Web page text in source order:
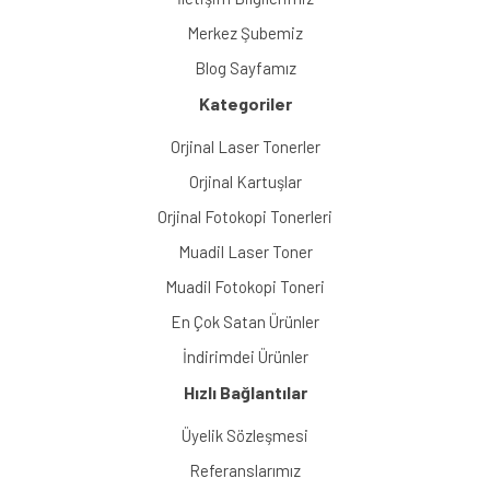
Merkez Şubemiz
Blog Sayfamız
Kategoriler
Orjinal Laser Tonerler
Orjinal Kartuşlar
Orjinal Fotokopi Tonerleri
Muadil Laser Toner
Muadil Fotokopi Toneri
En Çok Satan Ürünler
İndirimdei Ürünler
Hızlı Bağlantılar
Üyelik Sözleşmesi
Referanslarımız